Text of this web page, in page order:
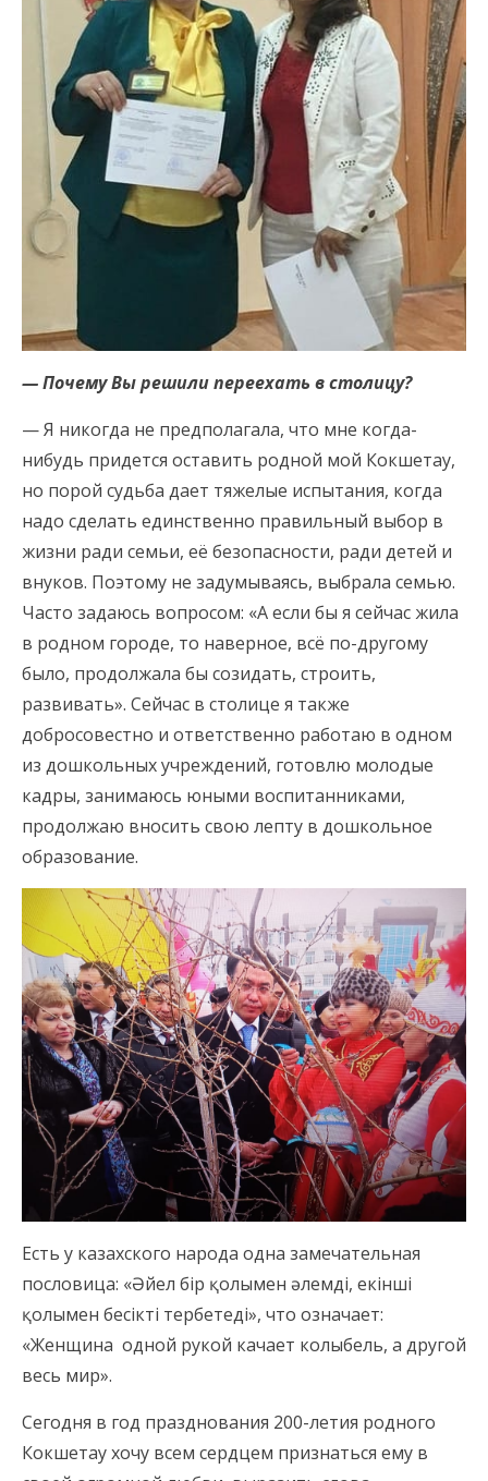
— Почему Вы решили переехать в столицу?
— Я никогда не предполагала, что мне когда-
нибудь придется оставить родной мой Кокшетау,
но порой судьба дает тяжелые испытания, когда
надо сделать единственно правильный выбор в
жизни ради семьи, её безопасности, ради детей и
внуков. Поэтому не задумываясь, выбрала семью.
Часто задаюсь вопросом: «А если бы я сейчас жила
в родном городе, то наверное, всё по-другому
было, продолжала бы созидать, строить,
развивать». Сейчас в столице я также
добросовестно и ответственно работаю в одном
из дошкольных учреждений, готовлю молодые
кадры, занимаюсь юными воспитанниками,
продолжаю вносить свою лепту в дошкольное
образование.
Есть у казахского народа одна замечательная
пословица: «Әйел бір қолымен әлемді, екінші
қолымен бесікті тербетеді», что означает:
«Женщина одной рукой качает колыбель, а другой
весь мир».
Сегодня в год празднования 200-летия родного
Кокшетау хочу всем сердцем признаться ему в